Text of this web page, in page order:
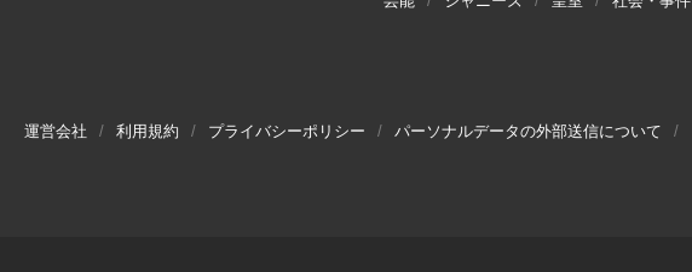
運営会社 利用規約 プライバシーポリシー パーソナルデータの外部送信について